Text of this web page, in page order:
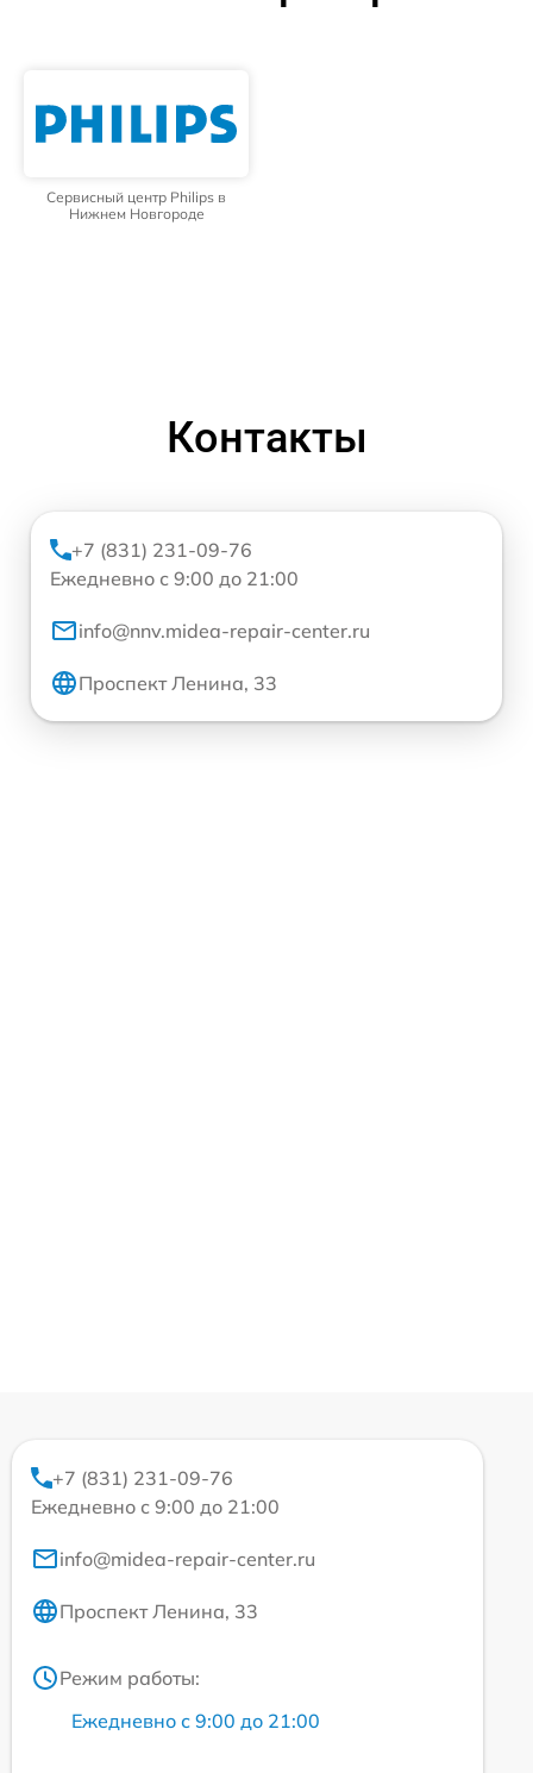
Сервисный центр Philips в
Нижнем Новгороде
Контакты
+7 (831) 231-09-76
Ежедневно с 9:00 до 21:00
info@nnv.midea-repair-center.ru
Проспект Ленина, 33
+7 (831) 231-09-76
Ежедневно с 9:00 до 21:00
info@midea-repair-center.ru
Проспект Ленина, 33
Режим работы:
Ежедневно с 9:00 до 21:00